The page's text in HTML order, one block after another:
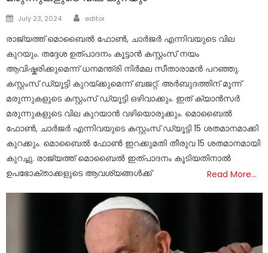
Posted
July 23, 2024 Author
editor
രാജ്യത്ത് മൊബൈൽ ഫോൺ, ചാർജർ എന്നിവയുടെ വില
കുറയും. തദ്ദേശ ഉത്പാദനം കൂട്ടാൻ കസ്റ്റംസ് നയം
ആവിഷ്കരിക്കുമെന്ന് ധനമന്ത്രി നിർമല സീതാരാമൻ പറഞ്ഞു.
കസ്റ്റംസ് ഡ്യൂട്ടി കുറയ്ക്കുമെന്ന് ബജറ്റ്. അർബുദത്തിന് മൂന്ന്
മരുന്നുകളുടെ കസ്റ്റംസ് ഡ്യൂട്ടി ഒഴിവാക്കും. ഇത് ക്യാൻസർ
മരുന്നുകളുടെ വില കുറയാൻ വഴിയൊരുക്കും. മൊബൈൽ
ഫോൺ, ചാർജർ എന്നിവയുടെ കസ്റ്റംസ് ഡ്യൂട്ടി 15 ശതമാനമാക്കി
കുറക്കും. മൊബൈൽ ഫോൺ ഇറക്കുമതി തീരുവ 15 ശതമാനമായി
കുറച്ചു. രാജ്യത്ത് മൊബൈൽ ഇത്പാദനം കൂടിയതിനാൽ
ഉപഭോക്താക്കളുടെ ആവശ്യങ്ങൾക്ക്
Read More…